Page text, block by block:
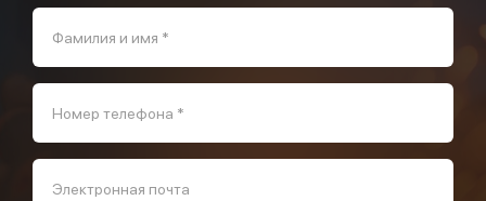
Фамилия и имя *
Номер телефона *
Электронная почта